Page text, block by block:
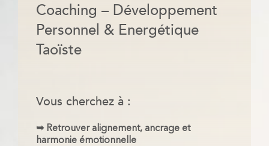
Coaching – Développement
Personnel & Energétique
Taoïste
Vous cherchez à :
➥ Retrouver alignement, ancrage et
harmonie émotionnelle